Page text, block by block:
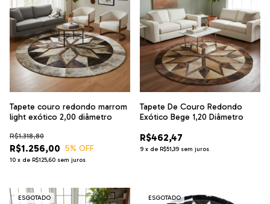
Tapete couro redondo marrom
light exótico 2,00 diâmetro
R$1.256,00
R$1.318,80
5% OFF
10 x de R$125,60 sem juros
Tapete De Couro Redondo
Exótico Bege 1,20 Diâmetro
R$462,47
9 x de R$51,39 sem juros
ESGOTADO ESGOTADO